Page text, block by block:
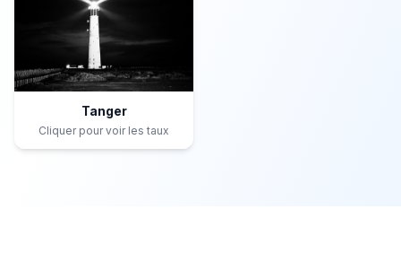
Tanger
Cliquer pour voir les taux